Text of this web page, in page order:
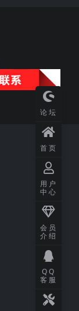
论坛
首页
用户
中心
会员
介绍
QQ
客服